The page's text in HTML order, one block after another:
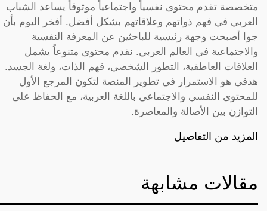
متخصصة تقدم محتوى نفسياً واجتماعياً موثوقاً يساعد الشباب
العربي في فهم ذواتهم وعلاقاتهم بشكل أفضل. أفخر اليوم بأن
جوا أصبحت وجهة رئيسية للباحثين عن المعرفة النفسية
والاجتماعية في العالم العربي. نقدم محتوى متنوعاً يشمل
العلاقات العاطفية، التطور الشخصي، فهم الذات، ولغة الجسد.
هدفي هو الاستمرار في تطوير المنصة لتكون المرجع الأول
للمحتوى النفسي والاجتماعي باللغة العربية، مع الحفاظ على
التوازن بين الأصالة والمعاصرة.
المزيد من التفاصيل
مقالات مشابهة